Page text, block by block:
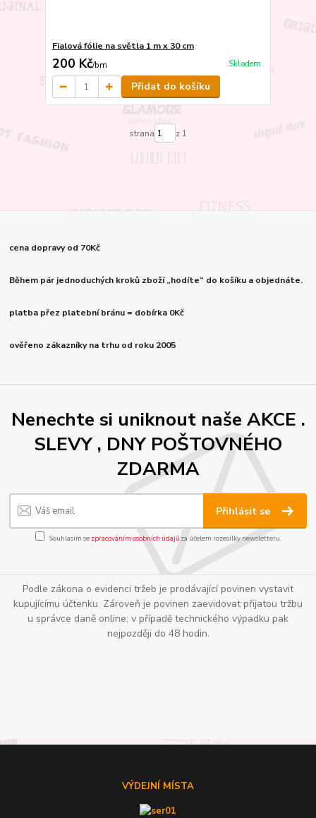
Fialová fólie na světla 1 m x 30 cm
200 Kč/bm Skladem
Přidat do košíku
strana z 1
cena dopravy od 70Kč
Během pár jednoduchých kroků zboží „hodíte“ do košíku a objednáte.
platba přez platební bránu = dobírka 0Kč
ověřeno zákazníky na trhu od roku 2005
Nenechte si uniknout naše AKCE .
SLEVY , DNY POŠTOVNÉHO
ZDARMA
Přihlásit se
Souhlasím se zpracováním osobních údajůza účelem rozesílky newsletteru.
Podle zákona o evidenci tržeb je prodávající povinen vystavit
kupujícímu účtenku. Zároveň je povinen zaevidovat přijatou tržbu
u správce daně online; v případě technického výpadku pak
nejpozději do 48 hodin.
VÝDEJNÍ MÍSTA